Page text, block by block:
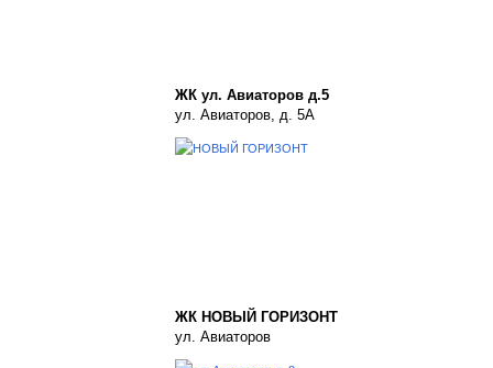
ЖК ул. Авиаторов д.5
ул. Авиаторов, д. 5А
ЖК НОВЫЙ ГОРИЗОНТ
ул. Авиаторов